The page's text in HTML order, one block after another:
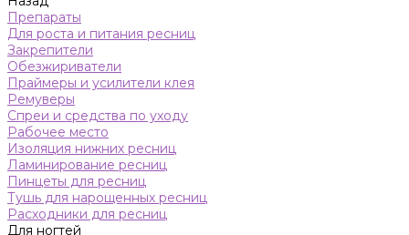
Препараты
Для роста и питания ресниц
Закрепители
Обезжириватели
Праймеры и усилители клея
Ремуверы
Спреи и средства по уходу
Рабочее место
Изоляция нижних ресниц
Ламинирование ресниц
Пинцеты для ресниц
Тушь для нарощенных ресниц
Расходники для ресниц
Для ногтей